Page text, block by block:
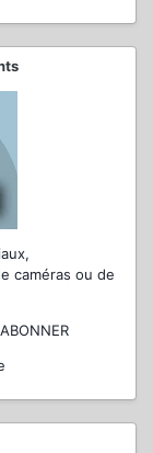
caméras ou de